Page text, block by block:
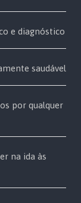
e diagnóstico
saudável
por qualquer
na ida às